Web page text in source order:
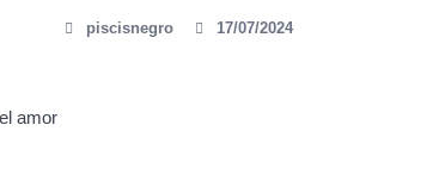
piscisnegro 17/07/2024